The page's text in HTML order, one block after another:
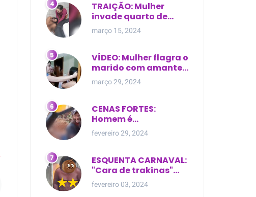
TRAIÇÃO: Mulher
invade quarto de
motel e encontra o
marido com outra na
março 15, 2024
VÍDEO: Mulher flagra o
marido com amante
dentro da própria
residência
março 29, 2024
CENAS FORTES:
Homem é
brutalmente atacado
e morto a golpes de
fevereiro 29, 2024
ESQUENTA CARNAVAL:
"Cara de trakinas"
dança seminua no
meio da rua na Bahia
fevereiro 03, 2024